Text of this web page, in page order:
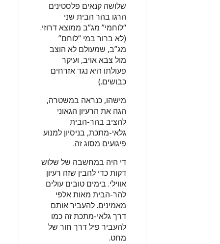
שלושה קנאים פלסטינים
הרגו בהר הבית שני
“לוחמי” מג”ב ממוצא דרוזי.
(לא ברור במי “לוחם”
מג”ב, שמעולם לא הוצב
מול צבא אויב, ועיקר
פעולתו היא נגד אזרחים
כבושים.)
מישהו, כנראה במשטרה,
הגה את הרעיון הגאוני
להציב בהר-הבית
גלאי-מתכת, בניסיון למנוע
פיגועים מסוג זה.
די היה במחשבה של שלוש
דקות כדי להבין שזה רעיון
אווילי. בימים טובים עולים
להר-הבית מאות אלפי
מאמינים. להעביר אותם
דרך גלאי-מתכת זה כמו
להעביר פיל דרך חור של
מחט.